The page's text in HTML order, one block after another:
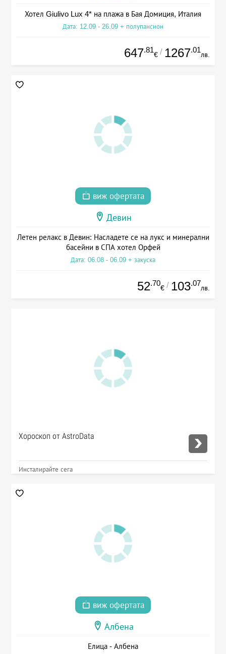
Хотел Giulivo Lux 4* на плажа в Бая Домиция, Италия
Дата: 12.09 - 26.09 + полупансион
647.81
€ / 1267.01
лв.
виж офертата
Девин
Летен релакс в Девин: Насладете се на лукс и минерални
басейни в СПА хотел Орфей
Дата: 06.08 - 06.09 + закуска
52.70
€ / 103.07
лв.
Хороскоп от AstroData
Инсталирайте сега
виж офертата
Албена
Елица - Албена